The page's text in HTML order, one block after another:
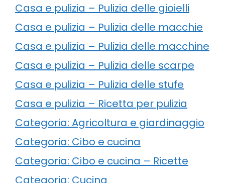
Casa e pulizia – Pulizia delle gioielli
Casa e pulizia – Pulizia delle macchie
Casa e pulizia – Pulizia delle macchine
Casa e pulizia – Pulizia delle scarpe
Casa e pulizia – Pulizia delle stufe
Casa e pulizia – Ricetta per pulizia
Categoria: Agricoltura e giardinaggio
Categoria: Cibo e cucina
Categoria: Cibo e cucina – Ricette
Categoria: Cucina